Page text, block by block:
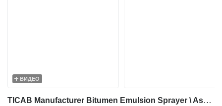
ВИДЕО
TICAB Manufacturer Bitumen Emulsion Sprayer \ Asphalt Sprayer 1000 L